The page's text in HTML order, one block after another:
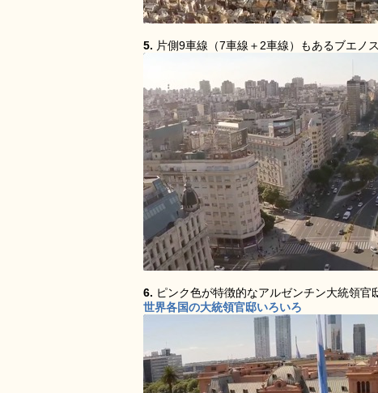
5. 片側9車線（7車線＋2車線）もあるブエノ
6. ピンク色が特徴的なアルゼンチン大統領官
世界各国の大統領官邸いろいろ